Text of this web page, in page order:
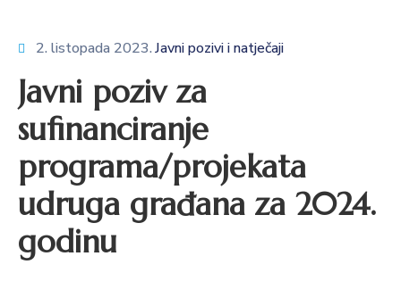
2. listopada 2023.Javni pozivi i natječaji
Javni poziv za
sufinanciranje
programa/projekata
udruga građana za 2024.
godinu